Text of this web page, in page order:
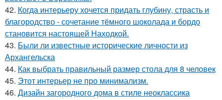
42. Когда интерьеру хочется придать глубину, страсть и
благородство - сочетание тёмного шоколада и бордо
становится настоящей Находкой.
43. Были ли известные исторические личности из
Архангельска
44. Как выбрать правильный размер стола для 8 человек
45. Этот интерьер не про минимализм.
46. Дизайн загородного дома в стиле неоклассика